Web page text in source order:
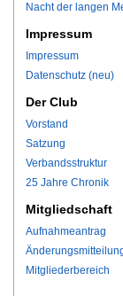
Nacht der langen
Impressum
Impressum
Datenschutz (neu)
Der Club
Vorstand
Satzung
Verbandsstruktur
25 Jahre Chronik
Mitgliedschaft
Aufnahmeantrag
Mitgliederbereich